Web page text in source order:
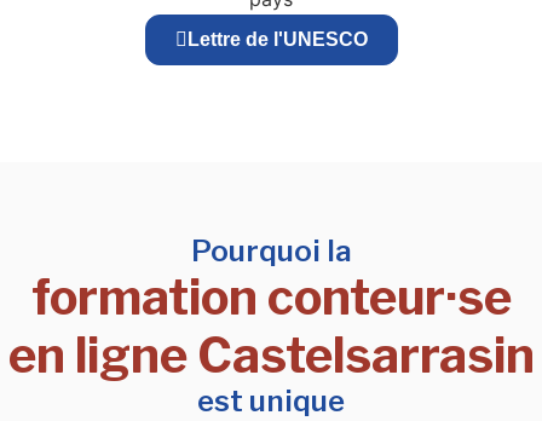
Lettre de l'UNESCO
Pourquoi la
formation conteur·se
en ligne Castelsarrasin
est unique